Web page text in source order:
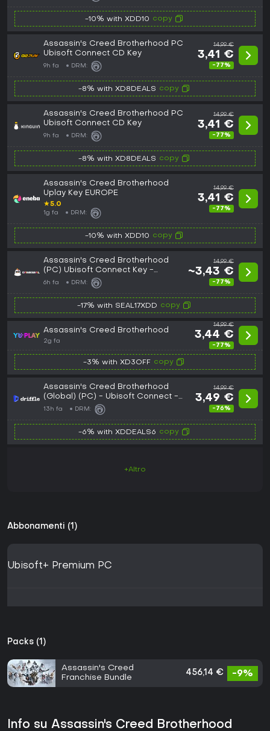
-10% with XDD10 copy
Assassin's Creed Brotherhood PC
Ubisoft Connect CD Key
9h fa DRM:
14,99 €
3,41 €
-77%
-8% with XD8DEALS copy
Assassin's Creed Brotherhood PC
Ubisoft Connect CD Key
9h fa DRM:
14,99 €
3,41 €
-77%
-8% with XD8DEALS copy
Assassin's Creed Brotherhood
Uplay Key EUROPE
★5.0
1g fa DRM:
14,99 €
3,41 €
-77%
-10% with XDD10 copy
Assassin's Creed Brotherhood
(PC) Ubisoft Connect Key -
GLOBAL
6h fa DRM:
14,99 €
~3,43 €
-77%
-17% with SEAL17XDD copy
Assassin's Creed Brotherhood
2g fa
14,99 €
3,44 €
-77%
-3% with XD3OFF copy
Assassin's Creed Brotherhood
(Global) (PC) - Ubisoft Connect -
Digital Key
13h fa DRM:
14,99 €
3,49 €
-76%
-6% with XDDEALS6 copy
+Altro
Abbonamenti (1)
Ubisoft+ Premium PC
Packs (1)
Assassin's Creed
Franchise Bundle
456,14 € -9%
Info su Assassin's Creed Brotherhood